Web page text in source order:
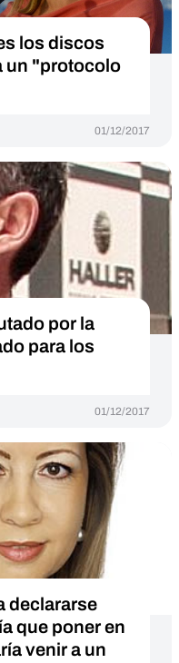
los discos
un "protocolo
01/12/2017
por la
para los
01/12/2017
declararse
que poner en
venir a un